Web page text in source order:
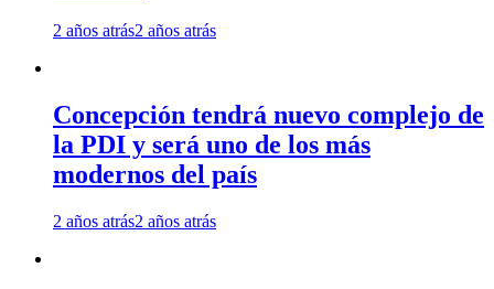
2 años atrás2 años atrás
Concepción tendrá nuevo complejo de
la PDI y será uno de los más
modernos del país
2 años atrás2 años atrás